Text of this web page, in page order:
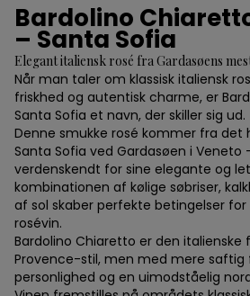
Bardolino
– Santa Sofia
Elegant italiensk rosé fra Gardasøens
Når man taler om klassisk italiensk
friskhed og autentisk charme, er
Santa Sofia et navn, der skiller sig ud.
Denne smukke rosé kommer fra det
Santa Sofia ved Gardasøen i Veneto
verdenskendt for sine elegante og
kombinationen af kølige søbriser,
af sol skaber perfekte betingelser
rosévin.
Bardolino Chiaretto er den italienske
Provence-stil, men med mere saftig
personlighed og en uimodståelig